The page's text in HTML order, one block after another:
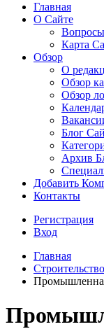
Главная
О Сайте
Карта
Обзор
О
Обзор
Обзор
Блог
Архив
Добавить
Контакты
Регистрация
Вход
Главная
Строительство